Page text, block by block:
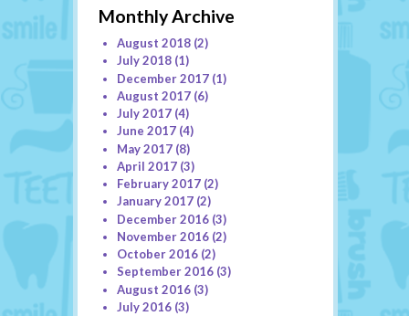
Monthly Archive
August 2018(2)
July 2018(1)
December 2017(1)
August 2017(6)
July 2017(4)
June 2017(4)
May 2017(8)
April 2017(3)
February 2017(2)
January 2017(2)
December 2016(3)
November 2016(2)
October 2016(2)
September 2016(3)
August 2016(3)
July 2016(3)